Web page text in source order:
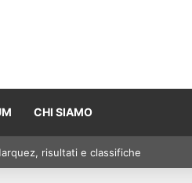
CHI SIAMO
risultati e classifiche